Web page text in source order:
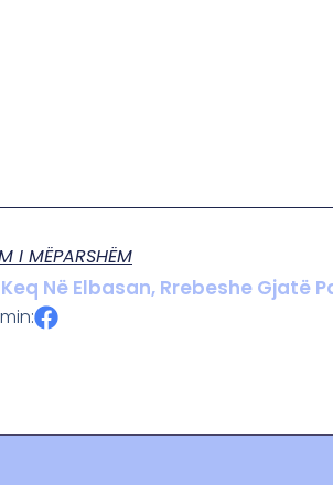
I MËPARSHËM
Në Elbasan, Rrebeshe Gjatë